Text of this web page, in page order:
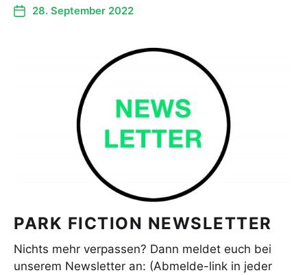
28. September 2022
PARK FICTION NEWSLETTER
Nichts mehr verpassen? Dann meldet euch bei
unserem Newsletter an: (Abmelde-link in jeder